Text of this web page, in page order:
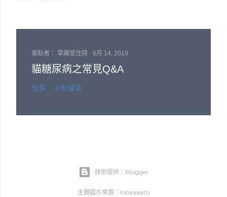
張貼者： 草廟堂住持 6月 14, 2019
貓糖尿病之常見Q&A
分享 2 則留言
技術提供：Blogger
主題圖片來源： lobaaaato